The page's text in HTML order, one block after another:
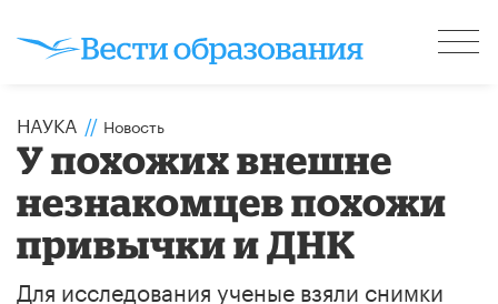
НАУКА // Новость
У похожих внешне
незнакомцев похожи
привычки и ДНК
Для исследования ученые взяли снимки